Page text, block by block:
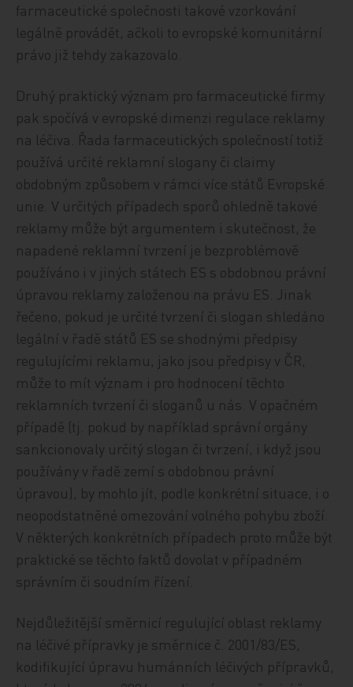
farmaceutické společnosti takové vzorkování
legálně provádět, ačkoli to evropské komunitární
právo již tehdy zakazovalo.
Druhý praktický význam pro farmaceutické firmy
pak spočívá v evropské dimenzi regulace reklamy
na léčiva. Řada farmaceutických společností totiž
používá určité reklamní slogany či claimy
obdobným způsobem v rámci více států Evropské
unie. V určitých případech sporů ohledně takové
reklamy může být argumentem i skutečnost, že
napadené reklamní tvrzení je bezproblémově
používáno i v jiných státech ES s obdobnou právní
úpravou reklamy založenou na právu ES. Jinak
řečeno, pokud je určité tvrzení či slogan shledáno
legální v řadě států ES se shodnými předpisy
regulujícími reklamu, jako jsou předpisy v ČR,
může to mít význam i pro hodnocení těchto
reklamních tvrzení či sloganů u nás. V opačném
případě (tj. pokud by například správní orgány
sankcionovaly určitý slogan či tvrzení, i když jsou
používány v řadě zemí s obdobnou právní
úpravou), by mohlo jít, podle konkrétní situace, i o
neopodstatněné omezování volného pohybu zboží.
V některých konkrétních případech proto může být
praktické se těchto faktů dovolat v případném
správním či soudním řízení.
Nejdůležitější směrnicí regulující oblast reklamy
na léčivé přípravky je směrnice č. 2001/83/ES,
kodifikující úpravu humánních léčivých přípravků,